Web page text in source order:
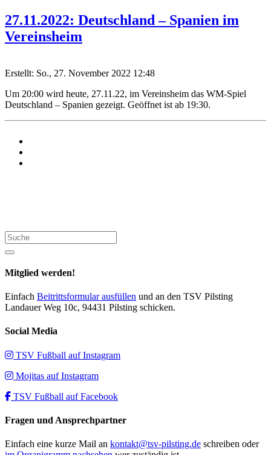
27.11.2022: Deutschland – Spanien im
Vereinsheim
Erstellt: So., 27. November 2022 12:48
Um 20:00 wird heute, 27.11.22, im Vereinsheim das WM-Spiel
Deutschland – Spanien gezeigt. Geöffnet ist ab 19:30.
Suche
Mitglied werden!
Einfach Beitrittsformular ausfüllen und an den TSV Pilsting
Landauer Weg 10c, 94431 Pilsting schicken.
Social Media
TSV Fußball auf Instagram
Mojitas auf Instagram
TSV Fußball auf Facebook
Fragen und Ansprechpartner
Einfach eine kurze Mail an kontakt@tsv-pilsting.de schreiben oder